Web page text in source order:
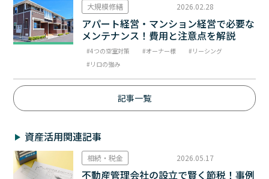
大規模修繕 2026.02.28
アパート経営・マンション経営で必要な
メンテナンス！費用と注意点を解説
4つの空室対策 オーナー様
リーシング
リロの強み
記事一覧
資産活用関連記事
相続・税金 2026.05.17
不動産管理会社の設立で賢く節税！事例